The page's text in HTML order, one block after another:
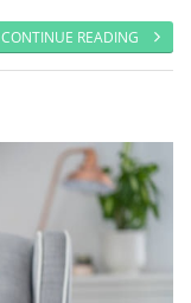
CONTINUE READING